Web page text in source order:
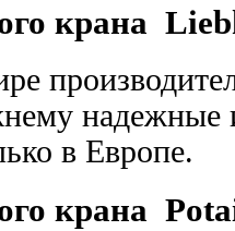
крана
в Европе.
крана